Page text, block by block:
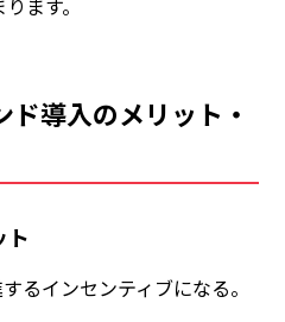
ます。
導入のメリット・
ト
るインセンティブになる。